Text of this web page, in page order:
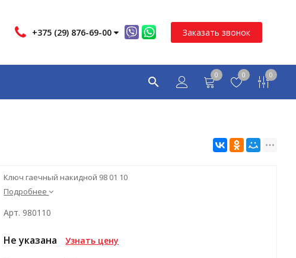
+375 (29) 876-69-00 Заказать звонок
0 0 0
Ключ гаечный накидной 98 01 10
Подробнее
Арт. 980110
Не указана Узнать цену